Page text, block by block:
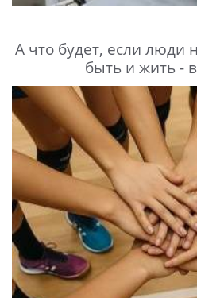
А что будет, если люди
быть и жить -